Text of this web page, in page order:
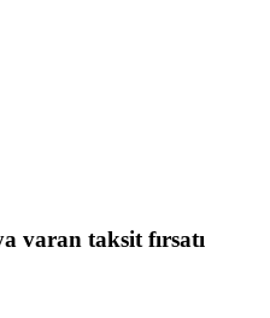
varan taksit fırsatı